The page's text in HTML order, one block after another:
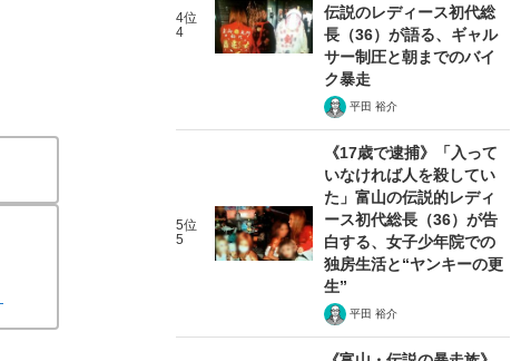
4位
4
伝説のレディース初代総
長（36）が語る、ギャル
サー制圧と朝までのバイ
ク暴走
平田 裕介
5位
5
《17歳で逮捕》「入って
いなければ人を殺してい
た」富山の伝説的レディ
ース初代総長（36）が告
白する、女子少年院での
独房生活と“ヤンキーの更
生”
平田 裕介